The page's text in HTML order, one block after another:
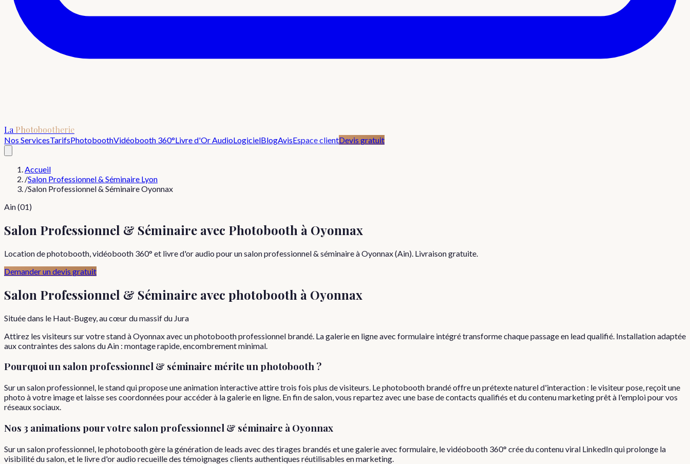
La Photobootherie
Nos ServicesTarifsPhotoboothVidéobooth 360°Livre d'Or AudioLogicielBlogAvisEspace clientDevis gratuit
Accueil
/Salon Professionnel & Séminaire Lyon
/Salon Professionnel & Séminaire Oyonnax
Ain (01)
Salon Professionnel & Séminaire avec Photobooth à Oyonnax
Location de photobooth, vidéobooth 360° et livre d'or audio pour un salon professionnel & séminaire à Oyonnax (Ain). Livraison gratuite.
Demander un devis gratuit
Salon Professionnel & Séminaire avec photobooth à Oyonnax
Située dans le Haut-Bugey, au cœur du massif du Jura
Attirez les visiteurs sur votre stand à Oyonnax avec un photobooth professionnel brandé. La galerie en ligne avec formulaire intégré transforme chaque passage en lead qualifié. Installation adaptée
aux contraintes des salons du Ain : montage rapide, encombrement minimal.
Pourquoiun salon professionnel & séminaire mérite un photobooth ?
Sur un salon professionnel, le stand qui propose une animation interactive attire trois fois plus de visiteurs. Le photobooth brandé offre un prétexte naturel d'interaction : le visiteur pose, reçoit une
photo à votre image et laisse ses coordonnées pour accéder à la galerie en ligne. En fin de salon, vous repartez avec une base de contacts qualifiés et du contenu marketing prêt à l'emploi pour vos
réseaux sociaux.
Nos 3 animations pour votre salon professionnel & séminaire à Oyonnax
Sur un salon professionnel, le photobooth gère la génération de leads avec des tirages brandés et une galerie avec formulaire, le vidéobooth 360° crée du contenu viral LinkedIn qui prolonge la
visibilité du salon, et le livre d'or audio recueille des témoignages clients authentiques réutilisables en marketing.